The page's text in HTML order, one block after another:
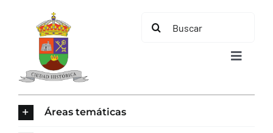
contenido
Buscar:
Toggle
Áreas temáticas